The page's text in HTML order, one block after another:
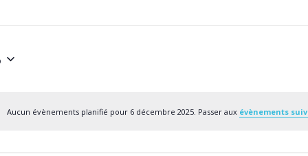
Notice
Aucun évènements planifié pour 6 décembre 2025. Passer aux évènements